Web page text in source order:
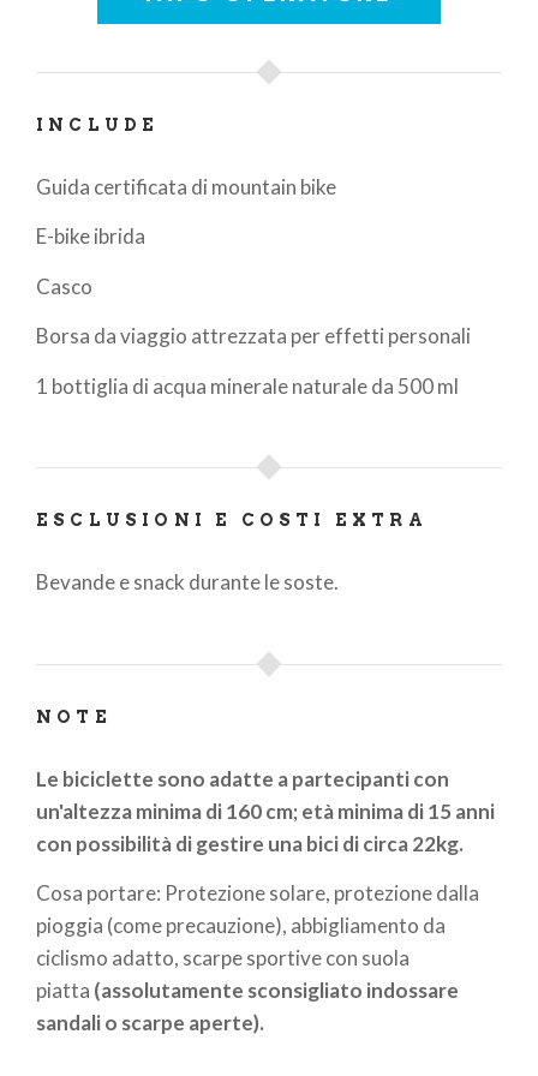
oggi. Suderai ma sarai soddisfatto! I ciclisti
bike per affrontare le salite.
Dislivello totale: 700 mt in salita. 700 mt in discesa
INCLUDE
Guida certificata di mountain bike
E-bike ibrida
Casco
Borsa da viaggio attrezzata per effetti personali
1 bottiglia di acqua minerale naturale da 500 ml
ESCLUSIONI E COSTI EXTRA
Bevande e snack durante le soste.
NOTE
Le biciclette sono adatte a partecipanti con
un'altezza minima di 160 cm; età minima di 15 anni
con possibilità di gestire una bici di circa 22kg.
Cosa portare: Protezione solare, protezione dalla
pioggia (come precauzione), abbigliamento da
ciclismo adatto, scarpe sportive con suola
piatta (assolutamente sconsigliato indossare
sandali o scarpe aperte).